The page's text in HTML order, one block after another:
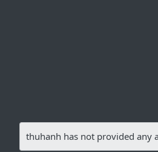
thuhanh has not provided any